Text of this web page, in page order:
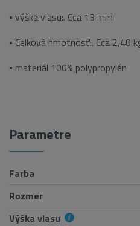
▪ výška vlasu:. Cca 13 mm
▪ Celková hmotnosť:. Cca 2,40
▪ materiál 100% polypropylén
Parametre
Farba
Rozmer
Výška vlasu